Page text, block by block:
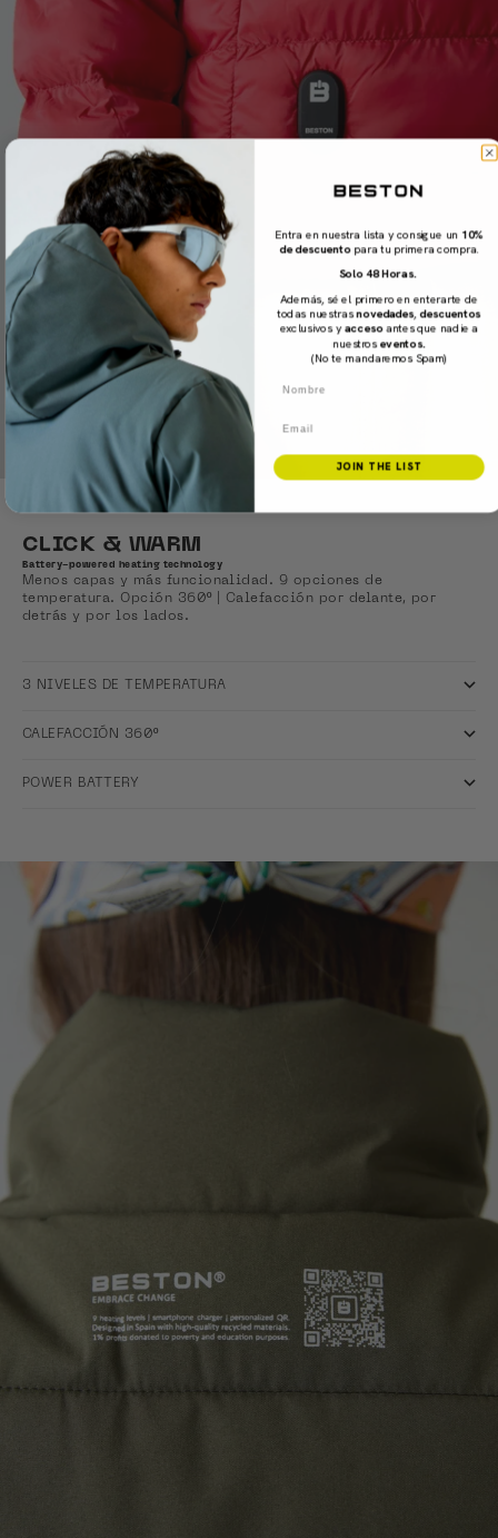
CLICK & WARM
Battery-powered heating technology
Menos capas y más funcionalidad. 9 opciones de
temperatura. Opción 360º | Calefacción por delante, por
detrás y por los lados.
3 NIVELES DE TEMPERATURA
CALEFACCIÓN 360º
POWER BATTERY
Entra en nuestra lista y consigue un 10%
de descuento para tu primera compra.
Solo 48 Horas.
Además, sé el primero en enterarte de
todas nuestrasnovedades,descuentos
exclusivos yaccesoantes que nadie a
nuestroseventos.
(No te mandaremos Spam)
JOIN THE LIST